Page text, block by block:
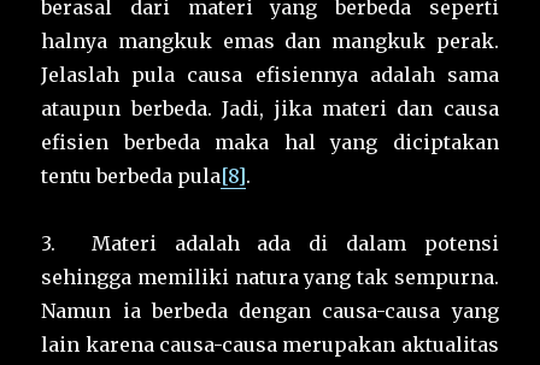
berasal dari materi yang berbeda seperti
halnya mangkuk emas dan mangkuk perak.
Jelaslah pula causa efisiennya adalah sama
ataupun berbeda. Jadi, jika materi dan causa
efisien berbeda maka hal yang diciptakan
tentu berbeda pula[8].
3. Materi adalah ada di dalam potensi
sehingga memiliki natura yang tak sempurna.
Namun ia berbeda dengan causa-causa yang
lain karena causa-causa merupakan aktualitas